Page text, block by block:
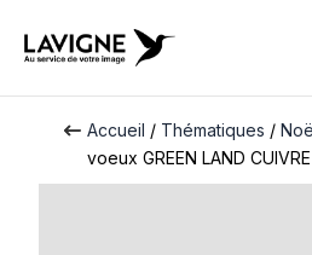
Accueil / Thématiques /
voeux GREEN LAND CUIVRE